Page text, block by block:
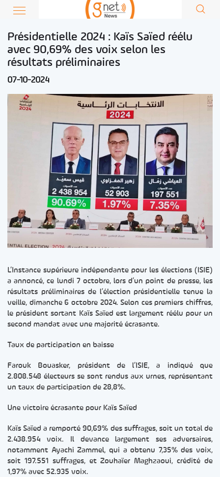
Présidentielle 2024 : Kaïs Saïed réélu
avec 90,69% des voix selon les
résultats préliminaires
07-10-2024
L’Instance supérieure indépendante pour les élections (ISIE)
a annoncé, ce lundi 7 octobre, lors d’un point de presse, les
résultats préliminaires de l’élection présidentielle tenue la
veille, dimanche 6 octobre 2024. Selon ces premiers chiffres,
le président sortant Kaïs Saïed est largement réélu pour un
second mandat avec une majorité écrasante.
Taux de participation en baisse
Farouk Bouasker, président de l’ISIE, a indiqué que
2.808.548 électeurs se sont rendus aux urnes, représentant
un taux de participation de 28,8%.
Une victoire écrasante pour Kaïs Saïed
Kaïs Saïed a remporté 90,69% des suffrages, soit un total de
2.438.954 voix. Il devance largement ses adversaires,
notamment Ayachi Zammel, qui a obtenu 7,35% des voix,
soit 197.551 suffrages, et Zouhaïer Maghzaoui, crédité de
1,97% avec 52.935 voix.